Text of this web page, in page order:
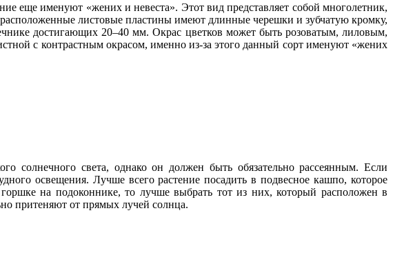
еще именуют «жених и невеста». Этот вид представляет собой многолетник,
листовые пластины имеют длинные черешки и зубчатую кромку,
достигающих 20–40 мм. Окрас цветков может быть розоватым, лиловым,
с контрастным окрасом, именно из-за этого данный сорт именуют «жених
солнечного света, однако он должен быть обязательно рассеянным. Если
освещения. Лучше всего растение посадить в подвесное кашпо, которое
на подоконнике, то лучше выбрать тот из них, который расположен в
притеняют от прямых лучей солнца.